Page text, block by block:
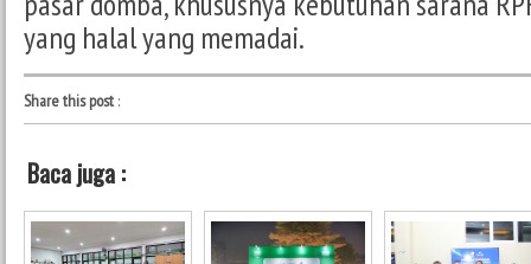
yang halal yang memadai.
Share this post:
Baca juga :